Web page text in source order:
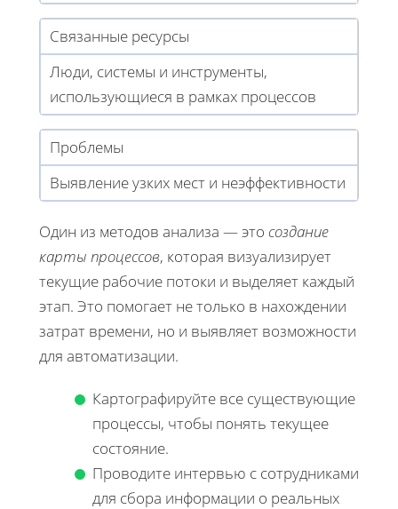
Связанные ресурсы
Люди, системы и инструменты,
использующиеся в рамках процессов
Проблемы
Выявление узких мест и неэффективности
Один из методов анализа — это создание
карты процессов, которая визуализирует
текущие рабочие потоки и выделяет каждый
этап. Это помогает не только в нахождении
затрат времени, но и выявляет возможности
для автоматизации.
Картографируйте все существующие
процессы, чтобы понять текущее
состояние.
Проводите интервью с сотрудниками
для сбора информации о реальных